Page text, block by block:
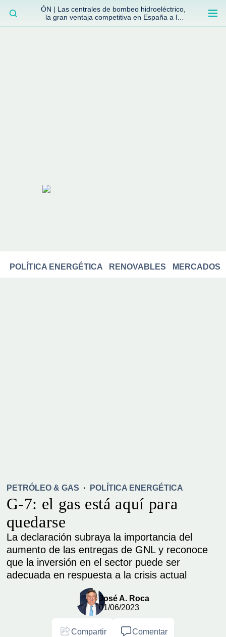
ÓN | Las centrales de bombeo hidroeléctrico,
la gran ventaja competitiva en España a la
que no se ha prestado la atención suficiente
POLÍTICA ENERGÉTICA RENOVABLES MERCADOS
BUSCAR
PETRÓLEO & GAS · POLÍTICA ENERGÉTICA
G-7: el gas está aquí para
quedarse
La declaración subraya la importancia del
aumento de las entregas de GNL y reconoce
que la inversión en el sector puede ser
adecuada en respuesta a la crisis actual
José A. Roca
01/06/2023
Compartir Comentar